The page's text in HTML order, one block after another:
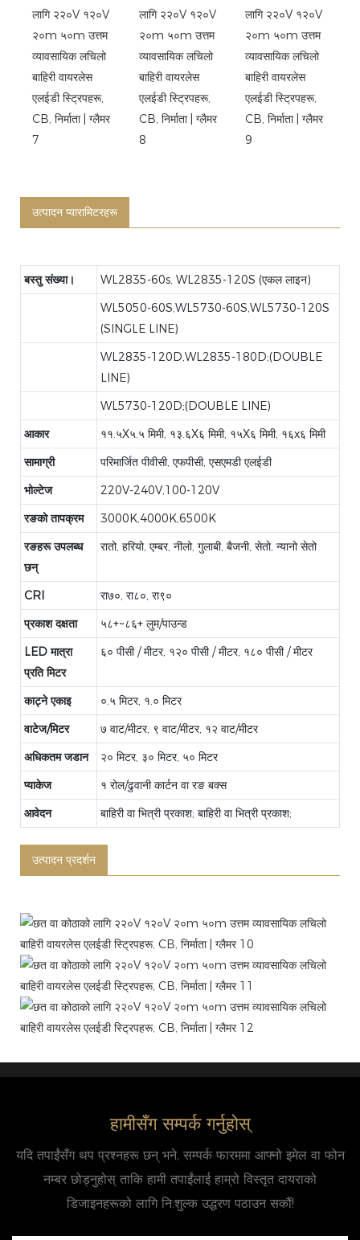
उत्पादन प्यारामिटरहरू
बस्तु संख्या।
WL2835-60s, WL2835-120S (एकल लाइन)
WL5050-60S,WL5730-60S,WL5730-120S
(SINGLE LINE)
WL2835-120D,WL2835-180D;(DOUBLE
LINE)
WL5730-120D;(DOUBLE LINE)
आकार
११.५X५.५ मिमी, १३.६X६ मिमी, १५X६ मिमी, १६x६ मिमी
सामाग्री
परिमार्जित पीवीसी, एफपीसी, एसएमडी एलईडी
भोल्टेज
220V-240V,100-120V
रङको तापक्रम
3000K,4000K,6500K
रङहरू उपलब्ध
छन्
रातो, हरियो, एम्बर, नीलो, गुलाबी, बैजनी, सेतो, न्यानो सेतो
CRI
रा७०, रा८०, रा९०
प्रकाश दक्षता
५८+~८६+ लुम/पाउन्ड
LED मात्रा
प्रति मिटर
६० पीसी / मीटर, १२० पीसी / मीटर, १८० पीसी / मीटर
काट्ने एकाइ
०.५ मिटर, १.० मिटर
वाटेज/मिटर
७ वाट/मीटर, ९ वाट/मीटर, १२ वाट/मीटर
अधिकतम जडान
२० मिटर, ३० मिटर, ५० मिटर
प्याकेज
१ रोल/ढुवानी कार्टन वा रङ बक्स
आवेदन
बाहिरी वा भित्री प्रकाश; बाहिरी वा भित्री प्रकाश;
उत्पादन प्रदर्शन
हामीसँग सम्पर्क गर्नुहोस्
यदि तपाईंसँग थप प्रश्नहरू छन् भने, सम्पर्क फारममा आफ्नो इमेल वा फोन
नम्बर छोड्नुहोस् ताकि हामी तपाईंलाई हाम्रो विस्तृत दायराको
डिजाइनहरूको लागि नि:शुल्क उद्धरण पठाउन सकौं!